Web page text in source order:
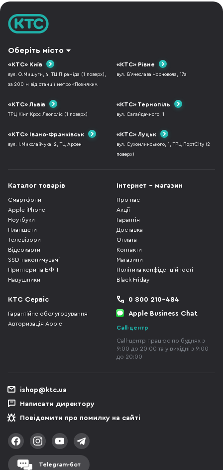
Оберіть місто
«КТС» Київ
вул. О.Мишуги, 4, ТЦ Піраміда (1 поверх),
за 200 м від станції метро «Позняки».
«КТС» Рівне
вул. В`ячеслава Чорновола, 17а
«КТС» Львів
ТРЦ Кінг Крос Леополіс (1 поверх)
«КТС» Тернопіль
вул. Сагайдачного, 1
«КТС» Івано-Франківськ
вул. І.Миколайчука, 2, ТЦ Арсен
«КТС» Луцьк
вул. Сухомлинського, 1, ТРЦ ПортCity (2
поверх)
Каталог товарів
Смартфони
Apple iPhone
Ноутбуки
Планшети
Телевізори
Відеокарти
SSD-накопичувачі
Принтери та БФП
Навушники
Інтернет - магазин
Про нас
Акції
Гарантія
Доставка
Оплата
Контакти
Магазини
Політика конфіденційності
Black Friday
КТС Сервіс
Гарантійне обслуговування
Авторизація Apple
0 800 210-484
Apple Business Chat
Call-центр
Call-центр працює по буднях з
9:00 до 20:00 та у вихідні з 9:00
до 20:00
ishop@ktc.ua
Написати директору
Повідомити про помилку на сайті
Telegram-бот